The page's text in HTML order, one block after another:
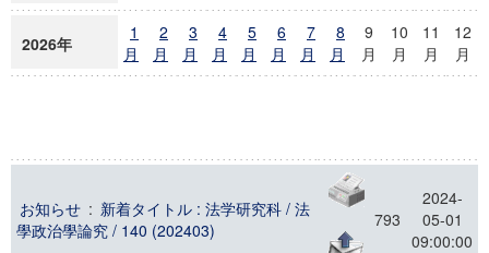
2026年
1
月
2
月
3
月
4
月
5
月
6
月
7
月
8
月
9
月
10
月
11
月
12
月
お知らせ : 新着タイトル : 法学研究科 / 法
學政治學論究 / 140 (202403)
793
2024-
05-01
09:00:00